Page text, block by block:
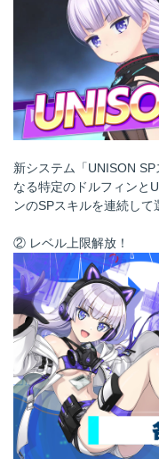
新システム「UNISON
なる特定のドルフィンと
ンのSPスキルを連続して
② レベル上限解放！